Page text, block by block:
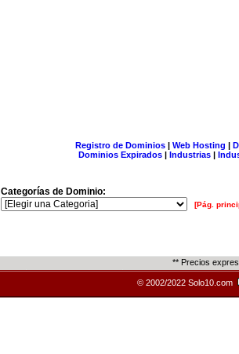
Registro de Dominios| Web Hosting |
Dominios Expirados | Industrias |
Categorías de Dominio:
[Pág.
** Precios
© 2002/2022 Solo10.com